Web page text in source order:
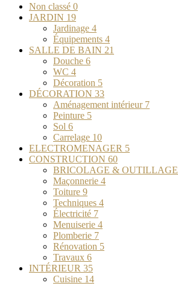
Non classé 0
JARDIN 19
Jardinage 4
Équipements 4
SALLE DE BAIN 21
Douche 6
WC 4
Décoration 5
DÉCORATION 33
Aménagement intérieur 7
Peinture 5
Sol 6
Carrelage 10
ELECTROMENAGER 5
CONSTRUCTION 60
BRICOLAGE & OUTILLAGE
Maçonnerie 4
Toiture 9
Techniques 4
Électricité 7
Menuiserie 4
Plomberie 7
Rénovation 5
Travaux 6
INTÉRIEUR 35
Cuisine 14